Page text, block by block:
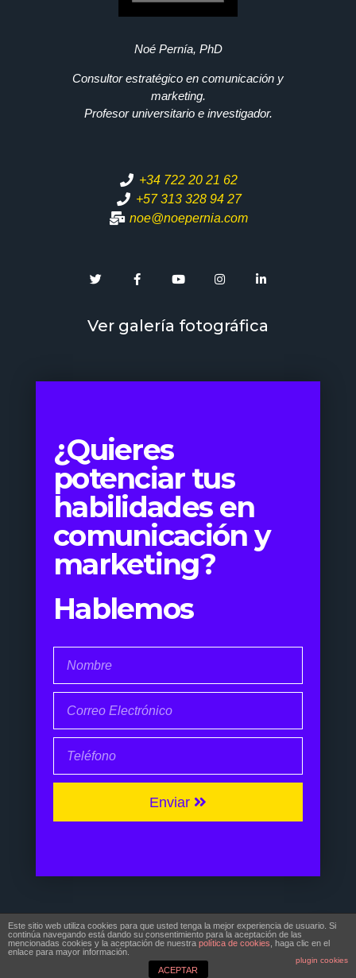
Noé Pernía, PhD
Consultor estratégico en comunicación y
marketing.
Profesor universitario e investigador.
+34 722 20 21 62
+57 313 328 94 27
noe@noepernia.com
Ver galería fotográfica
¿Quieres
potenciar tus
habilidades en
comunicación y
marketing?
Hablemos
Enviar
© Copyright 2017 | Noé Pernía
Todos Los Derechos Reservados
Este sitio web utiliza cookies para que usted tenga la mejor experiencia de usuario. Si
continúa navegando está dando su consentimiento para la aceptación de las
mencionadas cookies y la aceptación de nuestra política de cookies , haga clic en el
enlace para mayor información.
plugin cookies
ACEPTAR